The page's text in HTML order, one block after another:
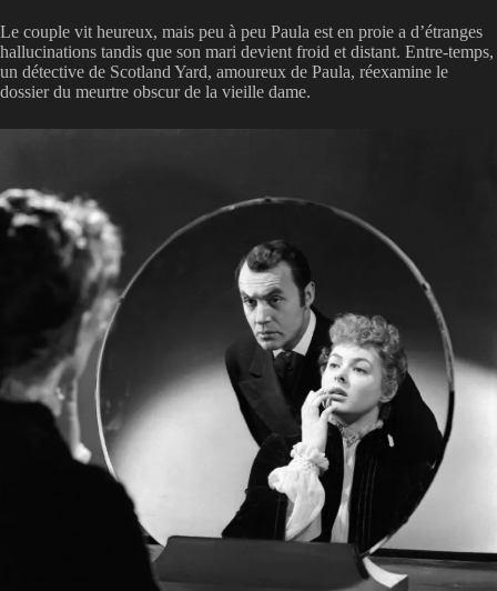
Le couple vit heureux, mais peu à peu Paula est en proie a d’étranges
hallucinations tandis que son mari devient froid et distant. Entre-temps,
un détective de Scotland Yard, amoureux de Paula, réexamine le
dossier du meurtre obscur de la vieille dame.